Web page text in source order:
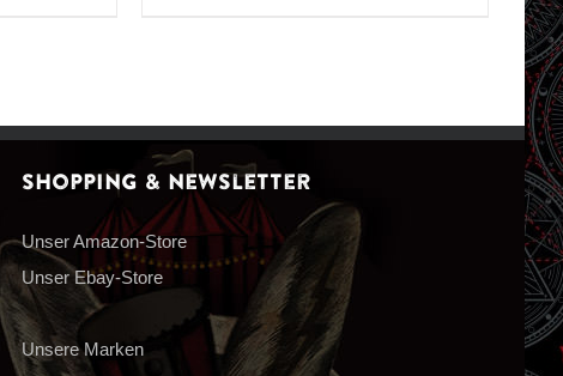
Shopping & Newsletter
Unser Amazon-Store
Unser Ebay-Store
Unsere Marken